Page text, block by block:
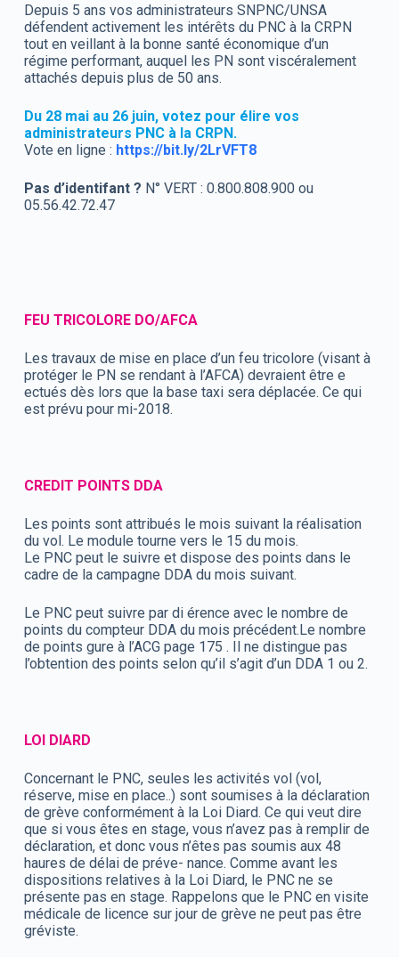
Depuis 5 ans vos administrateurs SNPNC/UNSA
défendent activement les intérêts du PNC à la CRPN
tout en veillant à la bonne santé économique d’un
régime performant, auquel les PN sont viscéralement
attachés depuis plus de 50 ans.
Du 28 mai au 26 juin, votez pour élire vos
administrateurs PNC à la CRPN.
Vote en ligne : https://bit.ly/2LrVFT8
Pas d’identifant ? N° VERT : 0.800.808.900 ou
05.56.42.72.47
FEU TRICOLORE DO/AFCA
Les travaux de mise en place d’un feu tricolore (visant à
protéger le PN se rendant à l’AFCA) devraient être e
ectués dès lors que la base taxi sera déplacée. Ce qui
est prévu pour mi-2018.
CREDIT POINTS DDA
Les points sont attribués le mois suivant la réalisation
du vol. Le module tourne vers le 15 du mois.
Le PNC peut le suivre et dispose des points dans le
cadre de la campagne DDA du mois suivant.
Le PNC peut suivre par di érence avec le nombre de
points du compteur DDA du mois précédent.Le nombre
de points gure à l’ACG page 175 . Il ne distingue pas
l’obtention des points selon qu’il s’agit d’un DDA 1 ou 2.
LOI DIARD
Concernant le PNC, seules les activités vol (vol,
réserve, mise en place..) sont soumises à la déclaration
de grève conformément à la Loi Diard. Ce qui veut dire
que si vous êtes en stage, vous n’avez pas à remplir de
déclaration, et donc vous n’êtes pas soumis aux 48
haures de délai de préve- nance. Comme avant les
dispositions relatives à la Loi Diard, le PNC ne se
présente pas en stage. Rappelons que le PNC en visite
médicale de licence sur jour de grève ne peut pas être
gréviste.